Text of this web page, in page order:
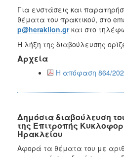
Για ενστάσεις και
θέματα του πρακτικού, στο
p@heraklion.gr και στο
Η λήξη της διαβούλευσης
Αρχεία
Η απόφαση 864/
Δημόσια διαβούλευση
της Επιτροπής
Ηρακλείου
Αφορά τα θέματα του με